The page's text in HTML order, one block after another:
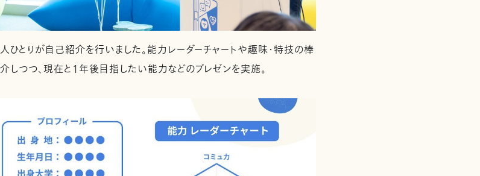
とりが自己紹介を行いました。能力レーダーチャートや趣味・特技の棒
しつつ、現在と1年後目指したい能力などのプレゼンを実施。